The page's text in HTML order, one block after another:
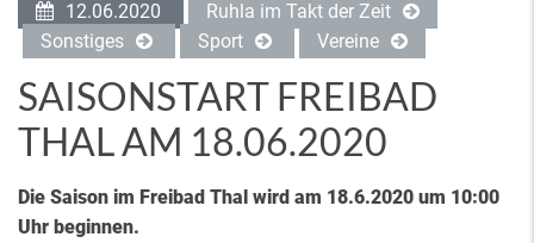
12.06.2020
Ruhla im Takt der Zeit
Sonstiges
Sport Vereine
SAISONSTART FREIBAD
THAL AM 18.06.2020
Die Saison im Freibad Thal wird am 18.6.2020 um 10:00
Uhr beginnen.